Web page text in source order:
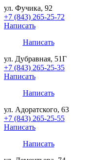
ул. Фучика, 92
+7 (843) 265-25-72
Написать
Написать
ул. Дубравная, 51Г
+7 (843) 265-25-35
Написать
Написать
ул. Адоратского, 63
+7 (843) 265-25-55
Написать
Написать